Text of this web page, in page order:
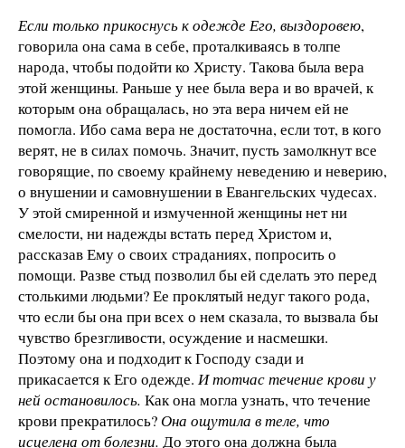
Если только прикоснусь к одежде Его, выздоровею,
говорила она сама в себе, проталкиваясь в толпе
народа, чтобы подойти ко Христу. Такова была вера
этой женщины. Раньше у нее была вера и во врачей, к
которым она обращалась, но эта вера ничем ей не
помогла. Ибо сама вера не достаточна, если тот, в кого
верят, не в силах помочь. Значит, пусть замолкнут все
говорящие, по своему крайнему неведению и неверию,
о внушении и самовнушении в Евангельских чудесах.
У этой смиренной и измученной женщины нет ни
смелости, ни надежды встать перед Христом и,
рассказав Ему о своих страданиях, попросить о
помощи. Разве стыд позволил бы ей сделать это перед
столькими людьми? Ее проклятый недуг такого рода,
что если бы она при всех о нем сказала, то вызвала бы
чувство брезгливости, осуждение и насмешки.
Поэтому она и подходит к Господу сзади и
прикасается к Его одежде. И тотчас течение крови у
ней остановилось. Как она могла узнать, что течение
крови прекратилось?Она ощутила в теле, что
исцелена от болезни. До этого она должна была